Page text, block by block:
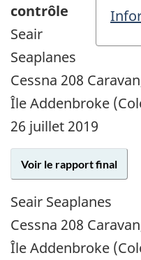
contrôle
Seair
Seaplanes
Cessna 208
Île Addenbroke
26 juillet 2019
Voir le rapport final
Seair Seaplanes
Cessna 208
Île Addenbroke